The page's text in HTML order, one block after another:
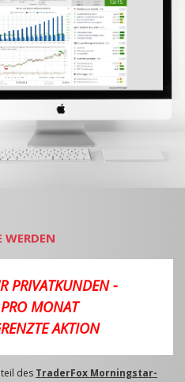
WERDEN
PRIVATKUNDEN -
MONAT
AKTION
des TraderFox Morningstar-